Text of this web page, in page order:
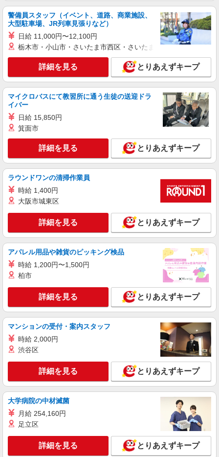
パート
ビオラル新宿マルイ店（店舗コード655）
NEW
レジ
時給1,250円以上 17時以降 時給1,350円以上 20
時以降 時給1,450円以上 日曜祝日 時給1,350円以
上 ビオラル新宿マルイ店 東京都新宿区新宿3-30-
13
詳細を見る
パート
ライフコモレ四谷店（店舗コード643）
NEW
精肉
時給1,250円 日曜祝日勤務は時給+100円 時給
1,350円以上 17:00以降の勤務時間帯は時給+100
時給1,350円以上 お仕事を覚えていくと、時給
UP！＋賞与支給！ 標準的昇級スピード(約1年半)
で時給45円UP！ さらにキャリアアップで最大時
ライフコモレ四谷店 東京都新宿区四谷1-6-1
キープ
ライフ若松河田駅前店（店舗コード897）
NEW
精肉
時給1,235円以上
ライフ若松河田駅前店 東京都新宿区若松町28-
キープ 詳細を見る
ライフ市谷薬王寺店（店舗コード662）
NEW
ライフ市谷薬王寺店 東京都新宿区市谷薬王寺
町3番3号
キープ 詳細を見る
パート
ライフコモレ四谷店（店舗コード643）
NEW
デイリー・加工食品
時給1,250円以上 日曜祝日の勤務は時給+100円
警備員スタッフ（イベント、道路、商業施設、
大型駐車場、JR列車見張りなど）
日給 11,000円〜12,100円
栃木市・小山市・さいたま市西区・さいたま市岩槻区・久喜市・
詳細を見る とりあえずキープ
マイクロバスにて教習所に通う生徒の送迎ドラ
イバー
日給 15,850円
箕面市
詳細を見る とりあえずキープ
ラウンドワンの清掃作業員
時給 1,400円
大阪市城東区
詳細を見る とりあえずキープ
アパレル用品や雑貨のピッキング検品
時給 1,200円〜1,500円
柏市
詳細を見る とりあえずキープ
マンションの受付・案内スタッフ
時給 2,000円
渋谷区
詳細を見る とりあえずキープ
大学病院の中材滅菌
月給 254,160円
足立区
詳細を見る とりあえずキープ